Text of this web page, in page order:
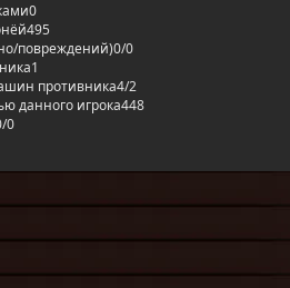
0
495
повреждений)0/0
1
противника4/2
данного игрока448
0